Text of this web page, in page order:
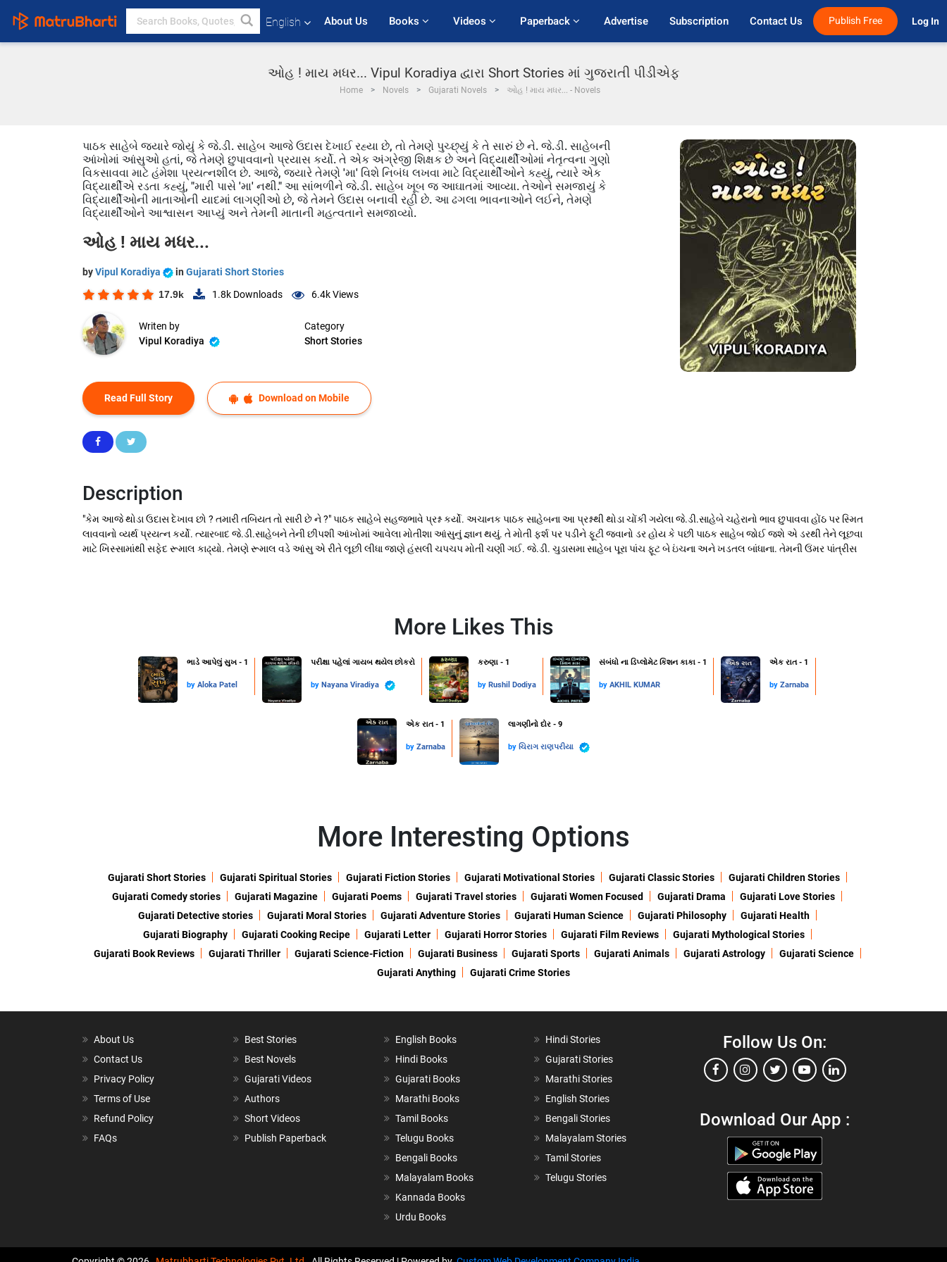
English About Us Books Videos Paperback Advertise Subscription Contact Us Publish Free Log In
ઓહ ! માય મધર... Vipul Koradiya દ્વારા Short Stories માં ગુજરાતી પીડીએફ
Home Novels Gujarati Novels ઓહ ! માય મધર... - Novels
પાઠક સાહેબે જ્યારે જોયું કે જે.ડી. સાહેબ આજે ઉદાસ દેખાઈ રહ્યા છે, તો તેમણે પુચ્છ્યું કે તે સારું છે ને. જે.ડી. સાહેબની
આંખોમાં આંસુઓ હતાં, જે તેમણે છુપાવવાનો પ્રયાસ કર્યો. તે એક અંગ્રેજી શિક્ષક છે અને વિદ્યાર્થીઓમાં નેતૃત્વના ગુણો
વિકસાવવા માટે હંમેશા પ્રયત્નશીલ છે. આજે, જ્યારે તેમણે 'મા' વિશે નિબંધ લખવા માટે વિદ્યાર્થીઓને કહ્યું, ત્યારે એક
વિદ્યાર્થીએ રડતા કહ્યું, "મારી પાસે 'મા' નથી." આ સાંભળીને જે.ડી. સાહેબ ખૂબ જ આઘાતમાં આવ્યા. તેઓને સમજાયું કે
વિદ્યાર્થીઓની માતાઓની યાદમાં લાગણીઓ છે, જે તેમને ઉદાસ બનાવી રહી છે. આ ઢગલા ભાવનાઓને લઈને, તેમણે
વિદ્યાર્થીઓને આશ્વાસન આપ્યું અને તેમની માતાની મહત્વતાને સમજાવ્યો.
ઓહ ! માય મધર...
byVipul Koradiya in Gujarati Short Stories
17.9k 1.8k Downloads 6.4kViews
Writen by
Vipul Koradiya
Category
Short Stories
Read Full Story Download on Mobile
Description
"કેમ આજે થોડા ઉદાસ દેખાવ છો ? તમારી તબિયત તો સારી છે ને ?" પાઠક સાહેબે સહજભાવે પ્રશ્ન કર્યો. અચાનક પાઠક સાહેબના આ પ્રશ્નથી થોડા ચોંકી ગયેલા જે.ડી.સાહેબે ચહેરાનો ભાવ છુપાવવા હોંઠ પર સ્મિત
લાવવાનો વ્યર્થ પ્રયત્ન કર્યો. ત્યારબાદ જે.ડી.સાહેબને તેની છીપશી આંખોમાં આવેલા મોતીશા આંસુનું જ્ઞાન થયું. તે મોતી ફર્શ પર પડીને ફૂટી જવાનો ડર હોય કે પછી પાઠક સાહેબ જોઈ જશે એ ડરથી તેને લૂછવા
માટે ખિસ્સામાંથી સફેદ રૂમાલ કાઢ્યો. તેમણે રૂમાલ વડે આંસુ એ રીતે લૂછી લીધા જાણે હંસલી ચપચપ મોતી ચણી ગઈ. જે.ડી. ચુડાસમા સાહેબ પૂરા પાંચ ફૂટ બે ઇંચના અને ખડતલ બાંધાના. તેમની ઉંમર પાંત્રીસ
More Likes This
ભાડે આપેલું સુખ - 1
by Aloka Patel
પરીક્ષા પહેલાં ગાયબ થયેલ છોકરો
by Nayana Viradiya
કરુણા - 1
by Rushil Dodiya
સંબંધો ના ડિપ્લોમેટ કિશન કાકા - 1
by AKHIL KUMAR
એક રાત - 1
by Zarnaba
એક રાત - 1
by Zarnaba
લાગણીનો દોર - 9
by ચિરાગ રાણપરીયા
More Interesting Options
Gujarati Short Stories Gujarati Spiritual Stories Gujarati Fiction Stories Gujarati Motivational Stories Gujarati Classic Stories
Gujarati Children Stories
Gujarati Comedy stories
Gujarati Magazine Gujarati Poems Gujarati Travel stories Gujarati Women Focused Gujarati Drama
Gujarati Love Stories
Gujarati Detective stories
Gujarati Moral Stories Gujarati Adventure Stories Gujarati Human Science Gujarati Philosophy
Gujarati Health
Gujarati Biography
Gujarati Cooking Recipe Gujarati Letter Gujarati Horror Stories Gujarati Film Reviews
Gujarati Mythological Stories
Gujarati Book Reviews
Gujarati Thriller Gujarati Science-Fiction Gujarati Business Gujarati Sports Gujarati Animals Gujarati Astrology
Gujarati Science
Gujarati Anything
Gujarati Crime Stories
About Us
Contact Us
Privacy Policy
Terms of Use
Refund Policy
FAQs
Best Stories
Best Novels
Gujarati Videos
Authors
Short Videos
Publish Paperback
English Books
Hindi Books
Gujarati Books
Marathi Books
Tamil Books
Telugu Books
Bengali Books
Malayalam Books
Kannada Books
Urdu Books
Hindi Stories
Gujarati Stories
Marathi Stories
English Stories
Bengali Stories
Malayalam Stories
Tamil Stories
Telugu Stories
Follow Us On:
Download Our App :